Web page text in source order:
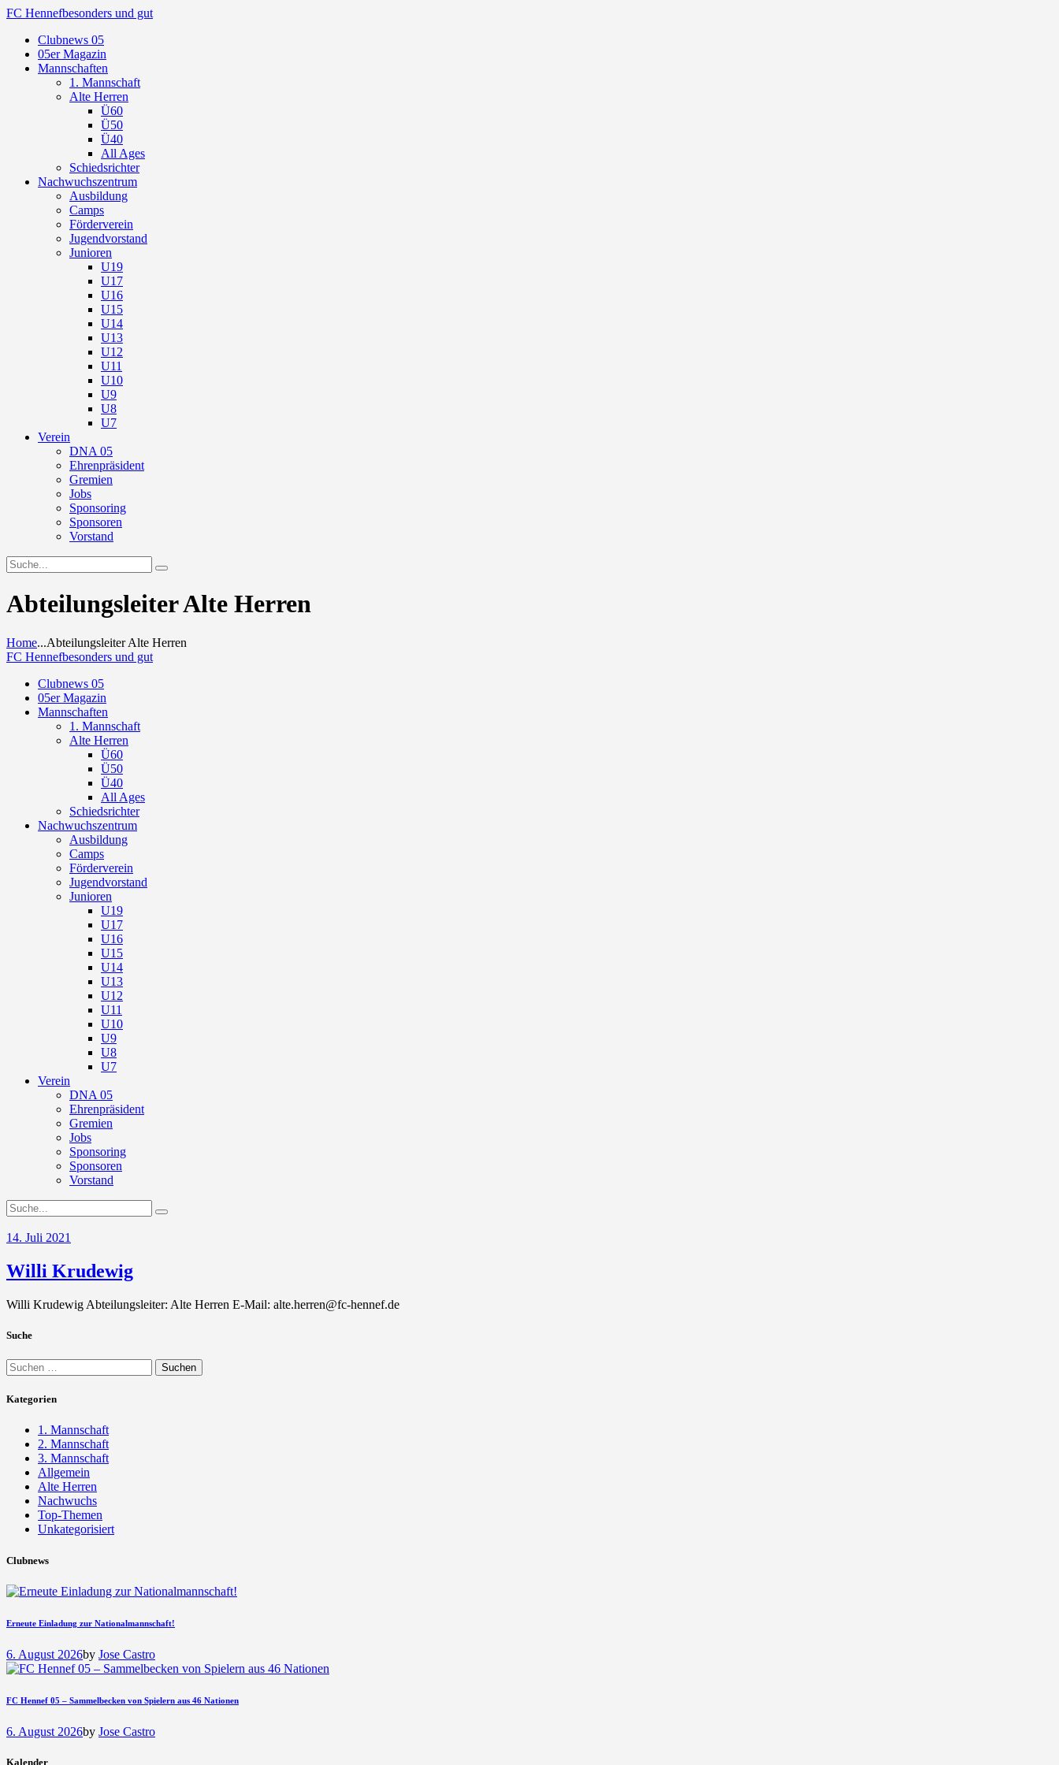
FC Hennefbesonders und gut
Clubnews 05
05er Magazin
Mannschaften
1. Mannschaft
Alte Herren
Ü60
Ü50
Ü40
All Ages
Schiedsrichter
Nachwuchszentrum
Ausbildung
Camps
Förderverein
Jugendvorstand
Junioren
U19
U17
U16
U15
U14
U13
U12
U11
U10
U9
U8
U7
Verein
DNA 05
Ehrenpräsident
Gremien
Jobs
Sponsoring
Sponsoren
Vorstand
Abteilungsleiter Alte Herren
Home...Abteilungsleiter Alte Herren
FC Hennefbesonders und gut
Clubnews 05
05er Magazin
Mannschaften
1. Mannschaft
Alte Herren
Ü60
Ü50
Ü40
All Ages
Schiedsrichter
Nachwuchszentrum
Ausbildung
Camps
Förderverein
Jugendvorstand
Junioren
U19
U17
U16
U15
U14
U13
U12
U11
U10
U9
U8
U7
Verein
DNA 05
Ehrenpräsident
Gremien
Jobs
Sponsoring
Sponsoren
Vorstand
14. Juli 2021
Willi Krudewig
Willi Krudewig Abteilungsleiter: Alte Herren E-Mail: alte.herren@fc-hennef.de
Suche
Suchen
nach:
Kategorien
1. Mannschaft
2. Mannschaft
3. Mannschaft
Allgemein
Alte Herren
Nachwuchs
Top-Themen
Unkategorisiert
Clubnews
Erneute Einladung zur Nationalmannschaft!
6. August 2026by Jose Castro
FC Hennef 05 – Sammelbecken von Spielern aus 46 Nationen
6. August 2026by Jose Castro
Kalender